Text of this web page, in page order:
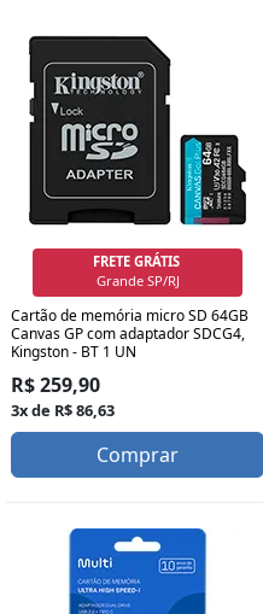
FRETE GRÁTIS
Grande SP/RJ
Cartão de memória micro SD 64GB
Canvas GP com adaptador SDCG4,
Kingston - BT 1 UN
R$ 259,90
3x de R$ 86,63
Comprar